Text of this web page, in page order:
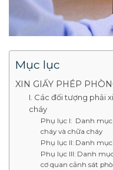
Mục lục
XIN GIẤY PHÉP
I. Các đối tượng phải
cháy
Phụ lục I: Danh mục
cháy và chữa cháy
Phụ lục II: Danh
Phụ lục III: Danh
cơ quan cảnh sát